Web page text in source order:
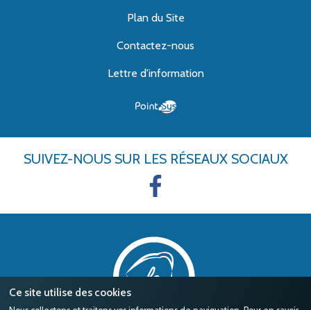
Ce site utilise des cookies
Plan du Site
Contactez-nous
Lettre d'information
SUIVEZ-NOUS SUR LES RÉSEAUX SOCIAUX